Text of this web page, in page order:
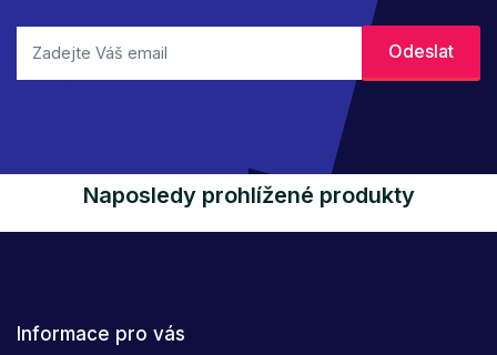
Naposledy prohlížené produkty
Informace pro vás